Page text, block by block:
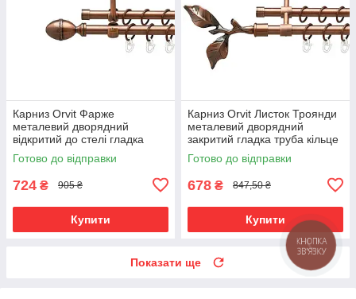
Карниз Orvit Фарже
металевий дворядний
відкритий до стелі гладка
труба кільце металеве Мідь
16\16 мм 120 см (00-
Готово до відправки
724 ₴ 905 ₴
Купити
Карниз Orvit Листок Троянди
металевий дворядний
закритий гладка труба кільце
металеве Мідь 16\16 мм 120
см (00-00019873)
Готово до відправки
678 ₴ 847,50 ₴
Купити
Показати ще
КНОПКА
ЗВ'ЯЗКУ